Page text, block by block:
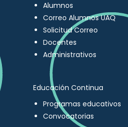
Alumnos
Correo Alumnos UAQ
Solicitud Correo
Docentes
Administrativos
Educación Continua
Programas educativos
Convocatorias